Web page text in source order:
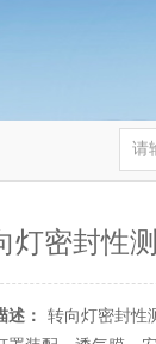
灯密封性
述：
转向灯密封性